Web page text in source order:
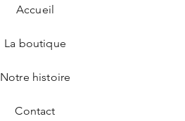
Accueil
La boutique
Notre histoire
Contact